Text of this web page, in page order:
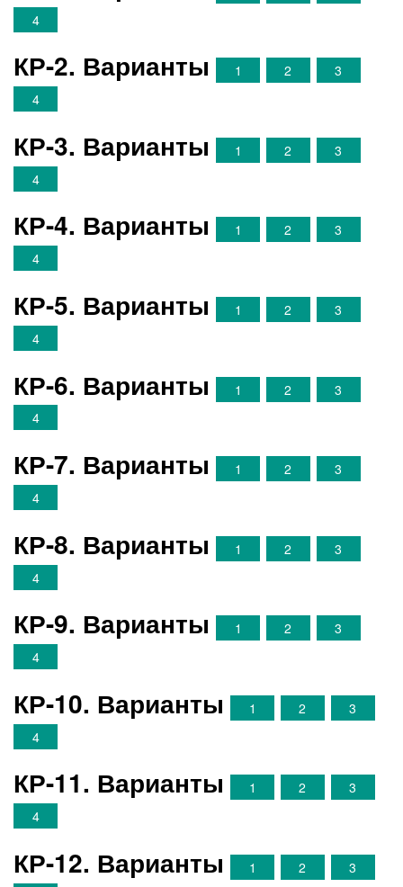
4
КР-2. Варианты 1 2
3
4
КР-3. Варианты 1 2
3
4
КР-4. Варианты 1 2
3
4
КР-5. Варианты 1 2
3
4
КР-6. Варианты 1 2
3
4
КР-7. Варианты 1 2
3
4
КР-8. Варианты 1 2
3
4
КР-9. Варианты 1 2
3
4
КР-10. Варианты 1 2
3
4
КР-11. Варианты 1 2
3
4
КР-12. Варианты 1 2
3